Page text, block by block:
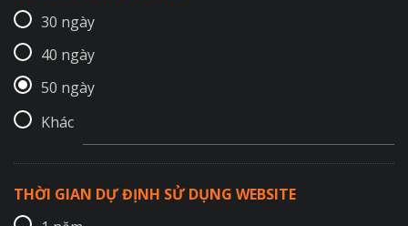
30 ngày
40 ngày
50 ngày
Khác
THỜI GIAN DỰ ĐỊNH SỬ DỤNG WEBSITE